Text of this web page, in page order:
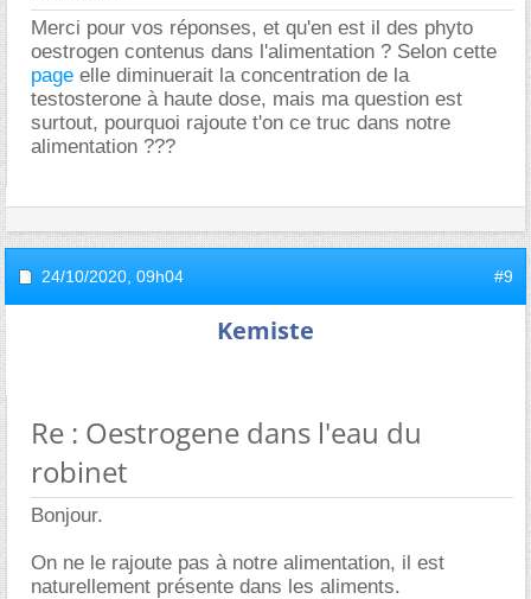
Merci pour vos réponses, et qu'en est il des phyto
oestrogen contenus dans l'alimentation ? Selon cette
page elle diminuerait la concentration de la
testosterone à haute dose, mais ma question est
surtout, pourquoi rajoute t'on ce truc dans notre
alimentation ???
24/10/2020, 09h04 #9
Kemiste
Re : Oestrogene dans l'eau du
robinet
Bonjour.
On ne le rajoute pas à notre alimentation, il est
naturellement présente dans les aliments.